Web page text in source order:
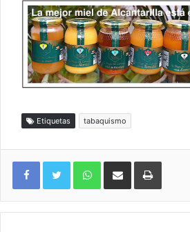
Etiquetas tabaquismo
WhatsAppCompartir por correo electrónicoImprimir